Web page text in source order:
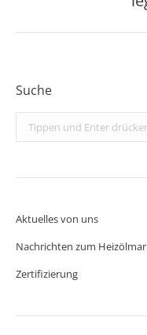
Suche
Search:
Aktuelles von uns
Nachrichten zum
Zertifizierung